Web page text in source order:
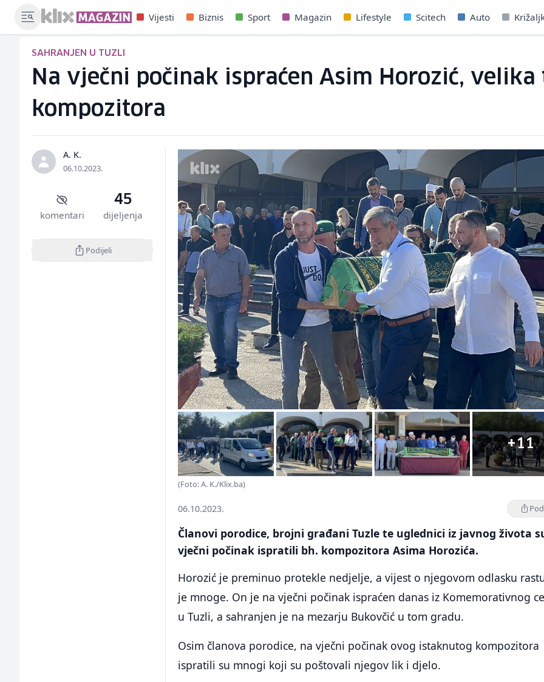
Vijesti Biznis Sport Magazin Lifestyle Scitech Auto
SAHRANJEN U TUZLI
Na vječni počinak ispraćen Asim Horozić,
kompozitora
A. K.
06.10.2023.
komentari
45
dijeljenja
Podijeli
+11
(Foto: A. K./Klix.ba)
06.10.2023.
Članovi porodice, brojni građani Tuzle te uglednici iz javnog života
vječni počinak ispratili bh. kompozitora Asima Horozića.
Horozić je preminuo protekle nedjelje, a vijest o njegovom odlasku
je mnoge. On je na vječni počinak ispraćen danas iz Komemorativnog
u Tuzli, a sahranjen je na mezarju Bukovčić u tom gradu.
Osim članova porodice, na vječni počinak ovog istaknutog kompozitora
ispratili su mnogi koji su poštovali njegov lik i djelo.